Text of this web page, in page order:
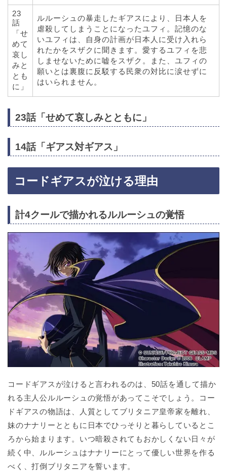
23
話
「せ
めて
哀し
みと
とも
に」
ルルーシュの暴走したギアスにより、日本人を
虐殺してしまうことになったユフィ。記憶のな
いユフィは、自身の計画が日本人に受け入れら
れたかをスザクに聞きます。愛するユフィを悲
しませないために嘘をスザク。また、ユフィの
願いとは裏腹に反駁する民衆の対比に涙せずに
はいられません。
23話「せめて哀しみとともに」
14話「ギアス対ギアス」
コードギアスが泣ける理由
計4クールで描かれるルルーシュの覚悟
コードギアスが泣けると言われるのは、50話を通して描か
れる主人公ルルーシュの覚悟があってこそでしょう。コー
ドギアスの物語は、人質としてブリタニア皇帝家を離れ、
妹のナナリーとともに日本でひっそりと暮らしているとこ
ろから始まります。いつ暗殺されてもおかしくない日々が
続く中、ルルーシュはナナリーにとって優しい世界を作る
べく、打倒ブリタニアを誓います。